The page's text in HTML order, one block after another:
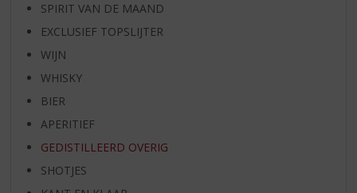
SPIRIT VAN DE MAAND
EXCLUSIEF TOPSLIJTER
WIJN
WHISKY
BIER
APERITIEF
GEDISTILLEERD OVERIG
SHOTJES